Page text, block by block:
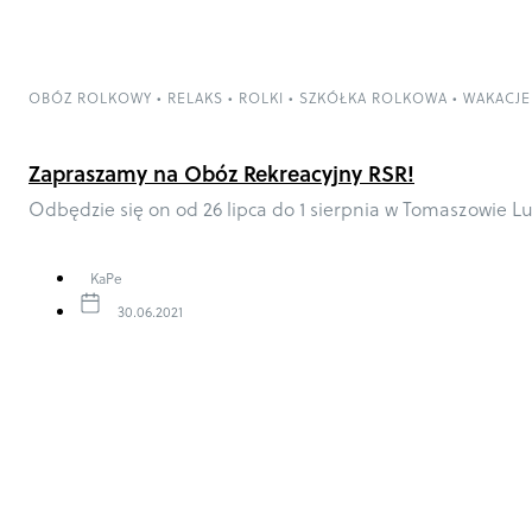
OBÓZ ROLKOWY • RELAKS • ROLKI • SZKÓŁKA ROLKOWA • WAKACJE
Zapraszamy na Obóz Rekreacyjny RSR!
Odbędzie się on od 26 lipca do 1 sierpnia w Tomaszowie
KaPe
30.06.2021